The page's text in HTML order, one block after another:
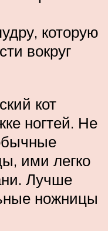
которую
вокруг
кот
ногтей. Не
ими легко
Лучше
ножницы